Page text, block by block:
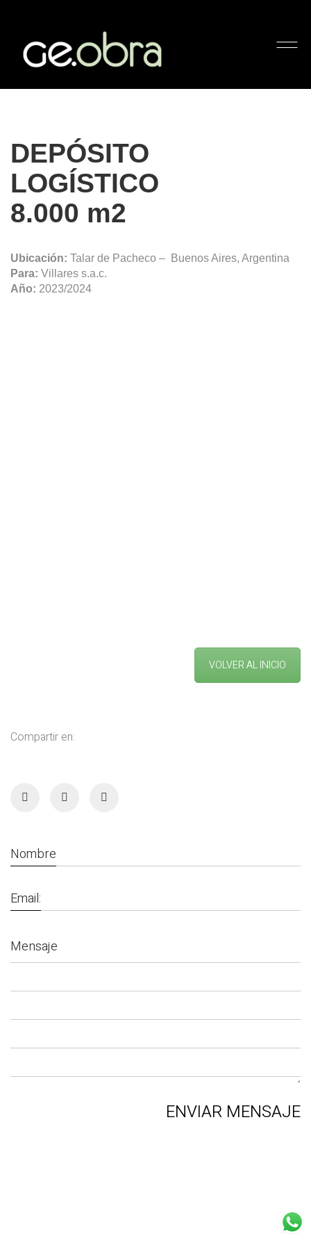
DEPÓSITO LOGÍSTICO
8000m2
DEPÓSITO
LOGÍSTICO
8.000 m2
Ubicación: Talar de Pacheco – Buenos Aires, Argentina
Para: Villares s.a.c.
Año: 2023/2024
VOLVER AL INICIO
Compartir en:
Nombre
Email:
Mensaje
ENVIAR MENSAJE